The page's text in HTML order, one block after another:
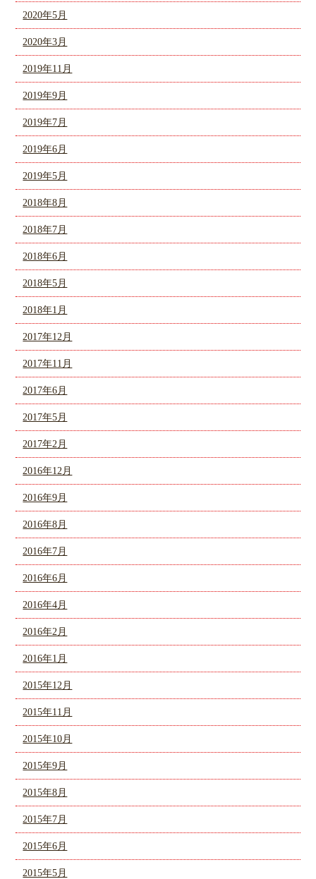
2020年5月
2020年3月
2019年11月
2019年9月
2019年7月
2019年6月
2019年5月
2018年8月
2018年7月
2018年6月
2018年5月
2018年1月
2017年12月
2017年11月
2017年6月
2017年5月
2017年2月
2016年12月
2016年9月
2016年8月
2016年7月
2016年6月
2016年4月
2016年2月
2016年1月
2015年12月
2015年11月
2015年10月
2015年9月
2015年8月
2015年7月
2015年6月
2015年5月